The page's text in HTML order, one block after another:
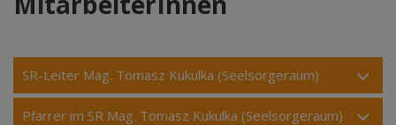
SR-Leiter Mag. Tomasz Kukulka (Seelsorgeraum)
Pfarrer im SR Mag. Tomasz Kukulka (Seelsorgeraum)